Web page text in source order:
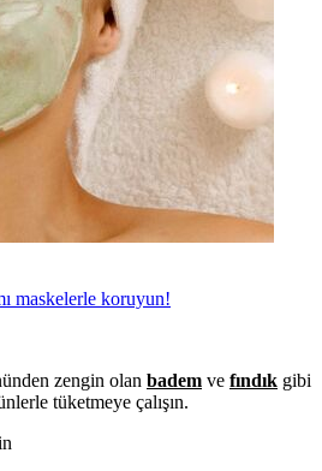
maskelerle koruyun!
zengin olan badem ve fındık gibi
tüketmeye çalışın.